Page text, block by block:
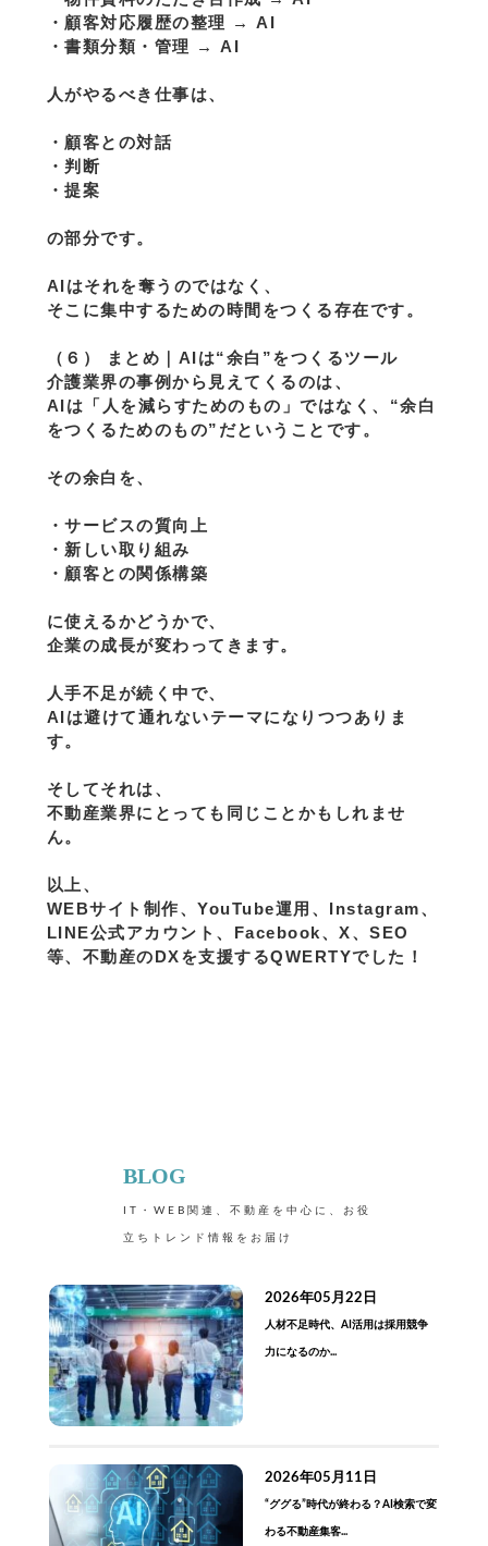
・顧客対応履歴の整理 → AI
・書類分類・管理 → AI
人がやるべき仕事は、
・顧客との対話
・判断
・提案
の部分です。
AIはそれを奪うのではなく、
そこに集中するための時間をつくる存在です。
（６） まとめ｜AIは“余白”をつくるツール
介護業界の事例から見えてくるのは、
AIは「人を減らすためのもの」ではなく、“余白
をつくるためのもの”だということです。
その余白を、
・サービスの質向上
・新しい取り組み
・顧客との関係構築
に使えるかどうかで、
企業の成長が変わってきます。
人手不足が続く中で、
AIは避けて通れないテーマになりつつありま
す。
そしてそれは、
不動産業界にとっても同じことかもしれませ
ん。
以上、
WEBサイト制作、YouTube運用、Instagram、
LINE公式アカウント、Facebook、X、SEO
等、不動産のDXを支援するQWERTYでした！
BLOG
IT・WEB関連、不動産を中心に、お役
立ちトレンド情報をお届け
2026年05月22日
人材不足時代、AI活用は採用競争
力になるのか...
2026年05月11日
“ググる”時代が終わる？AI検索で変
わる不動産集客...